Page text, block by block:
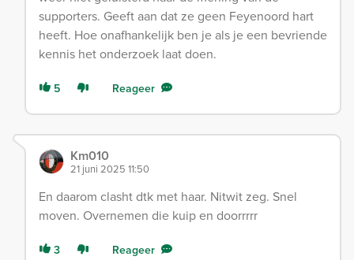
supporters. Geeft aan dat ze geen Feyenoord hart
heeft. Hoe onafhankelijk ben je als je een bevriende
kennis het onderzoek laat doen.
5 Reageer
Km010
21 juni 2025 11:50
En daarom clasht dtk met haar. Nitwit zeg. Snel
moven. Overnemen die kuip en doorrrrr
3 Reageer